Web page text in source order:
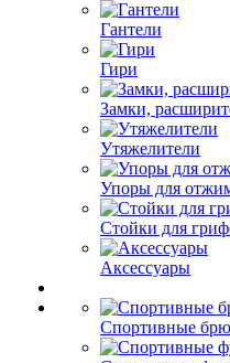
Гантели
Гири
Замки,
Утяжелители
Упоры для
Стойки для
Аксессуары
Спортивные